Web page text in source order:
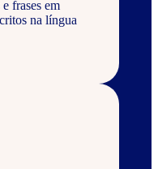
frases em
na língua